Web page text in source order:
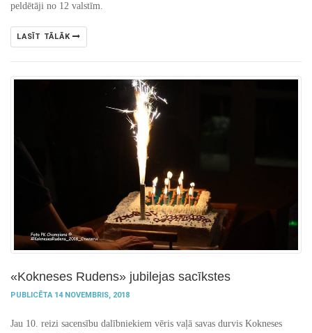
peldētāji no 12 valstīm.
LASĪT TĀLĀK
«Kokneses Rudens» jubilejas sacīkstes
PUBLICĒTA 14 NOVEMBRIS, 2018
Jau 10. reizi sacensību dalībniekiem vēris vaļā savas durvis Kokneses